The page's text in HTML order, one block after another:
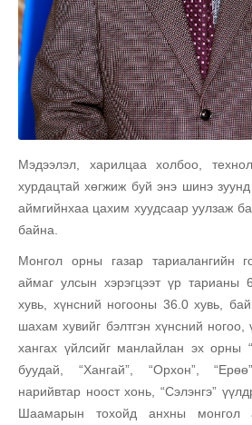
Мэдээлэл, харилцаа холбоо,
хурдацтай хөгжиж буй энэ шинэ
аймгийнхаа цахим хуудсаар уулзаж
байна.
Монгол орны газар тариалангийн
аймаг улсын хэрэгцээт үр тарианы
хувь, хүнсний ногооны 36.0 хувь,
шахам хувийг бэлтгэн хүнсний
хангах үйлсийг манлайлан эх орны
буудай, “Хангай”, “Орхон”,
нарийвтар ноост хонь, “Сэлэнгэ”
Шаамарын тохойд анхны монгол